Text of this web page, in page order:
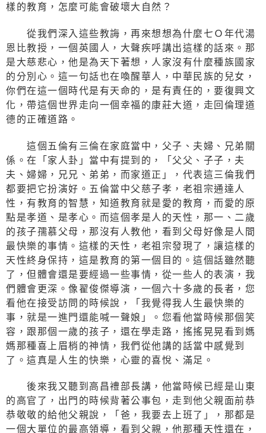
樣的教育，怎麼可能會破壞大自然？
從我們深入這些教誨，再來想想為什麼七Ｏ年代湯
恩比教授，一個英國人，大聲疾呼講出這樣的話來。那
是大慈悲心，他是為天下著想，人家沒有什麼種族國家
的分別心。這一句話也在喚醒華人，中華民族的兒女，
你們在這一個時代是有天命的，是有責任的，要復興文
化，帶這個世界走向一個幸福的康莊大道，走回倫理道
德的正確道路。
這個五倫有三倫在家庭當中，父子、夫婦、兄弟關
係。在「家人卦」當中有提到的，「父父、子子，夫
夫、婦婦，兄兄、弟弟，而家道正」，代表這三倫我們
都要把它扮演好。五倫當中父慈子孝，老祖宗通達人
性，有教育的智慧，知道教育就是愛的教育，而愛的原
點是孝道、是孝心。而這個孝是人的天性，那一、二歲
的孩子孺慕父母，那沒有人教他，看到父母好像是人間
最快樂的事情。這樣的天性，老祖宗發現了，讓這樣的
天性終身保持，這是教育的第一個目的。這個話雖然聽
了，但體會還是要經過一些事情，從一些人的表演，我
們體會更深。像翟俊傑導演，一個六十多歲的長者，您
看他在接受訪問的時候說，「我覺得我人生最快樂的
事，就是一進門還能喊一聲娘」。您看他當時候那個笑
容，跟那個一歲的孩子，還在學走路，搖搖晃晃看到媽
媽那種喜上眉梢的神情，我們從他講的話當中感覺到
了。這真是人生的快樂，心靈的喜悅、滿足。
後來我又聽到高昌禮部長講，他當時候已經是山東
的高官了，出門的時候背著公事包，走到他父親面前恭
恭敬敬的給他父親說，「爸，我要去上班了」，那都是
一個大單位的最高領導，看到父親，他那種天性還在，